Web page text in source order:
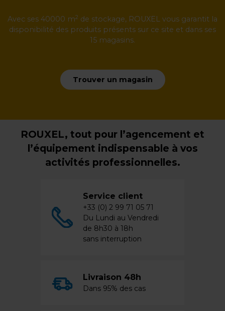
Avec ses 40000 m2 de stockage, ROUXEL vous garantit la
disponibilité des produits présents sur ce site et dans ses
15 magasins.
Trouver un magasin
ROUXEL, tout pour l’agencement et
l’équipement indispensable à vos
activités professionnelles.
Service client
+33 (0) 2 99 71 05 71
Du Lundi au Vendredi
de 8h30 à 18h
sans interruption
Livraison 48h
Dans 95% des cas